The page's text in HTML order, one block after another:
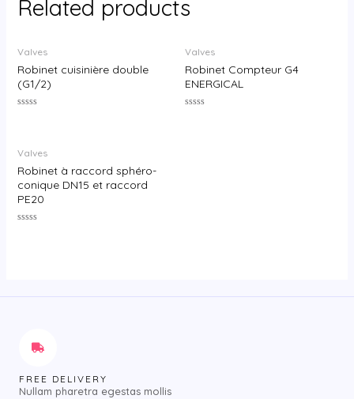
Related products
Valves
Robinet cuisinière double
(G1/2)
5
Valves
Robinet Compteur G4
ENERGICAL
Valves
Robinet à raccord sphéro-
conique DN15 et raccord
PE20
FREE DELIVERY
Nullam pharetra egestas mollis